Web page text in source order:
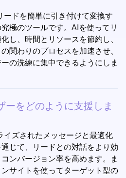
ードを簡単に引き付けて変換す
極のツールです。AIを使ってリ
し、時間とリソースを節約し、
関わりのプロセスを加速させ、
の洗練に集中できるようにしま
ーをどのように支援しま
イズされたメッセージと最適化
じて、リードとの対話をより効
ンバージョン率を高めます。ま
サイトを使ってターゲット型の